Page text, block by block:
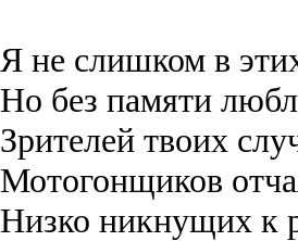
Я не слишком в
Но без памяти
Зрителей твоих
Мотогонщиков
Низко никнущих к